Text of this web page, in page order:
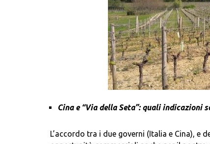
Cina e “Via della Seta”: quali indicazioni
L’accordo tra i due governi (Italia e Cina), e